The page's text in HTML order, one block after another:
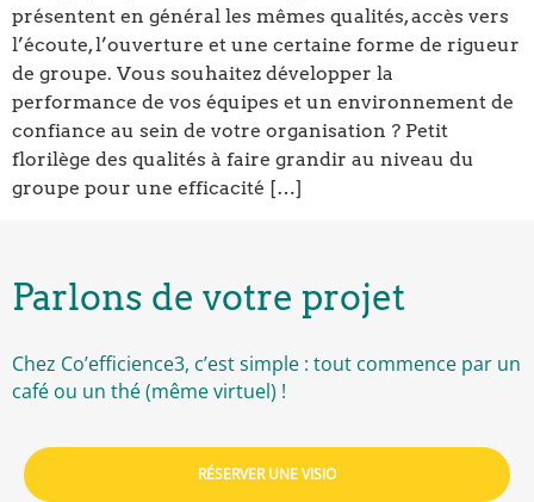
présentent en général les mêmes qualités, accès vers
l’écoute, l’ouverture et une certaine forme de rigueur
de groupe. Vous souhaitez développer la
performance de vos équipes et un environnement de
confiance au sein de votre organisation ? Petit
florilège des qualités à faire grandir au niveau du
groupe pour une efficacité […]
Parlons de votre projet
Chez Co’efficience3, c’est simple : tout commence par un
café ou un thé (même virtuel) !
RÉSERVER UNE VISIO